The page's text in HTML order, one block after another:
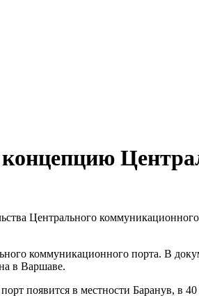
Центрального
коммуникационного порта. В
в Варшаве.
появится в местности Баранув,